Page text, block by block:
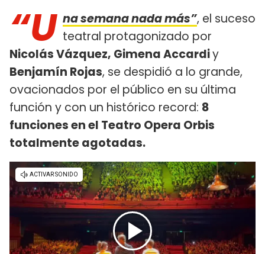
“U na semana nada más”, el suceso
teatral protagonizado por
Nicolás Vázquez, Gimena Accardiy
Benjamín Rojas, se despidió a lo grande,
ovacionados por el público en su última
función y con un histórico record: 8
funciones en el Teatro Opera Orbis
totalmente agotadas.